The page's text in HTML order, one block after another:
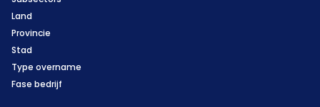
Land
Provincie
Stad
Type overname
Fase bedrijf